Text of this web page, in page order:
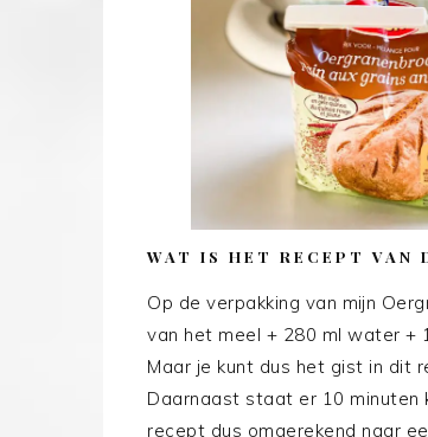
WAT IS HET RECEPT VAN
Op de verpakking van mijn
van het meel + 280 ml water +
Maar je kunt dus het gist in dit
Daarnaast staat er 10 minuten
recept dus omgerekend naar